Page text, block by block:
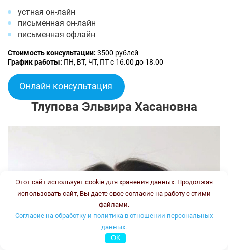
устная он-лайн
письменная он-лайн
письменная офлайн
Стоимость консультации: 3500 рублей
График работы: ПН, ВТ, ЧТ, ПТ с 16.00 до 18.00
Онлайн консультация
Тлупова Эльвира Хасановна
Этот сайт использует cookie для хранения данных. Продолжая
использовать сайт, Вы даете свое согласие на работу с этими
файлами.
Согласие на обработку и политика в отношении персональных
данных.
OK